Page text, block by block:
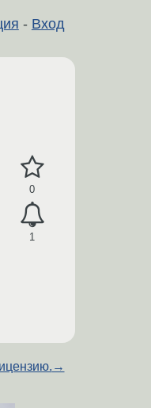
- Вход
0
1
→